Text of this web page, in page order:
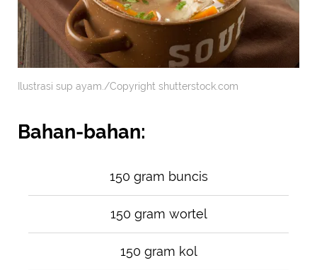
Ilustrasi sup ayam./Copyright shutterstock.com
Bahan-bahan:
150 gram buncis
150 gram wortel
150 gram kol